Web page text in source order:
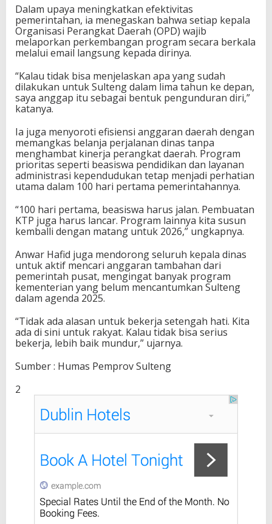
Dalam upaya meningkatkan efektivitas
pemerintahan, ia menegaskan bahwa setiap kepala
Organisasi Perangkat Daerah (OPD) wajib
melaporkan perkembangan program secara berkala
melalui email langsung kepada dirinya.
“Kalau tidak bisa menjelaskan apa yang sudah
dilakukan untuk Sulteng dalam lima tahun ke depan,
saya anggap itu sebagai bentuk pengunduran diri,”
katanya.
Ia juga menyoroti efisiensi anggaran daerah dengan
memangkas belanja perjalanan dinas tanpa
menghambat kinerja perangkat daerah. Program
prioritas seperti beasiswa pendidikan dan layanan
administrasi kependudukan tetap menjadi perhatian
utama dalam 100 hari pertama pemerintahannya.
“100 hari pertama, beasiswa harus jalan. Pembuatan
KTP juga harus lancar. Program lainnya kita susun
kemballi dengan matang untuk 2026,” ungkapnya.
Anwar Hafid juga mendorong seluruh kepala dinas
untuk aktif mencari anggaran tambahan dari
pemerintah pusat, mengingat banyak program
kementerian yang belum mencantumkan Sulteng
dalam agenda 2025.
“Tidak ada alasan untuk bekerja setengah hati. Kita
ada di sini untuk rakyat. Kalau tidak bisa serius
bekerja, lebih baik mundur,” ujarnya.
Sumber : Humas Pemprov Sulteng
2